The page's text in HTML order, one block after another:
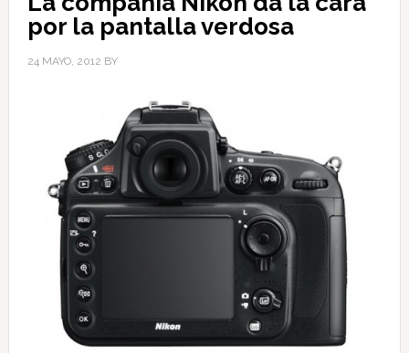
por la pantalla verdosa
24 MAYO, 2012 BY